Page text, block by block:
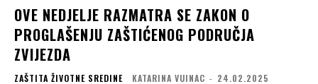
OVE NEDJELJE RAZMATRA SE ZAKON O
PROGLAŠENJU ZAŠTIĆENOG PODRUČJA
ZVIJEZDA
ZAŠTITA ŽIVOTNE SREDINE KATARINA VUINAC - 24.02.2025